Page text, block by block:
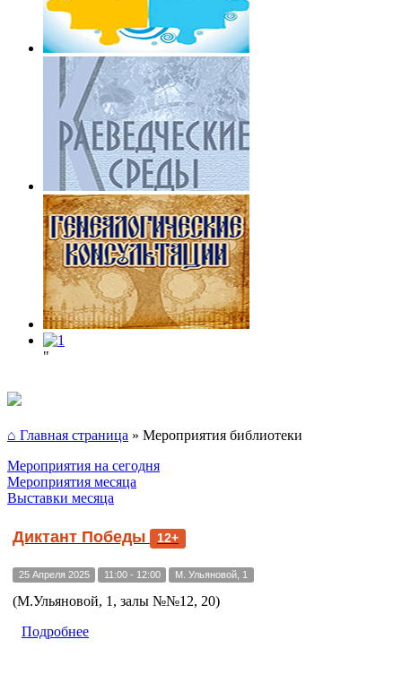
"
⌂ Главная страница » Мероприятия библиотеки
Мероприятия на сегодня
Мероприятия месяца
Выставки месяца
Диктант Победы 12+
25 Апреля 2025 11:00 - 12:00 М. Ульяновой, 1
(М.Ульяновой, 1, залы №№12, 20)
Подробнее